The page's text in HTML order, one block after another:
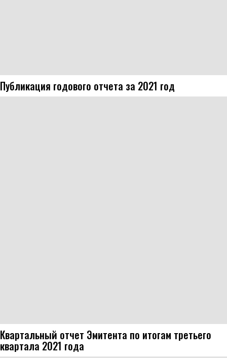
Публикация годового отчета за 2021 год
Квартальный отчет Эмитента по итогам третьего
квартала 2021 года